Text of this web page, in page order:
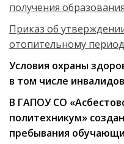
получения
Приказ об
отопительному
Условия охраны
в том числе
В ГАПОУ СО
политехникум»
пребывания